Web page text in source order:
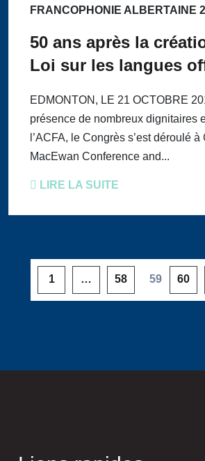
FRANCOPHONIE ALBERTAINE
50 ans après la
Loi sur les langues
EDMONTON, LE 21 OCTOBRE
présence de nombreux dignitaires
l’ACFA, le Congrès s’est déroulé
MacEwan Conference and...
LIRE LA SUITE
1 … 58 59 60